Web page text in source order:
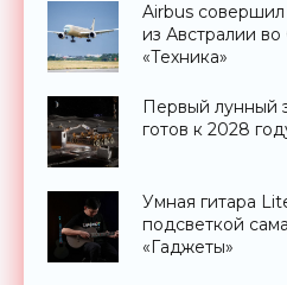
Airbus
из Австралии
«Техника»
Первый лунный
готов к 2028
Умная гитара
подсветкой
«Гаджеты»